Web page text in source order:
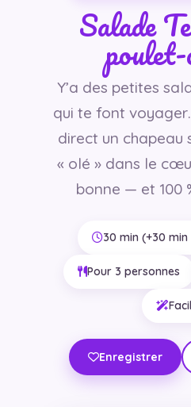
Salade
Y’a des petites
qui te font
direct un chapeau
« olé » dans le
bonne — et 100
30 min (+30
Pour 3 personnes
Enregistrer